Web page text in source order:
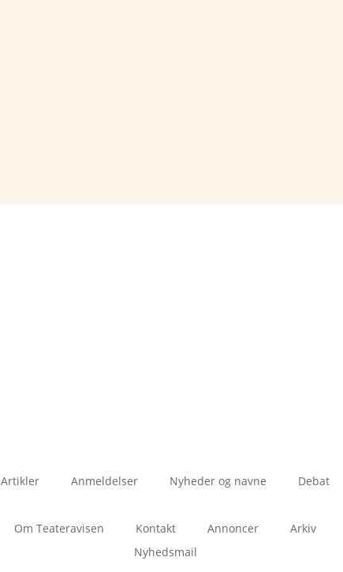
Artikler Anmeldelser Nyheder og navne Debat
Om Teateravisen Kontakt Annoncer
Arkiv
Nyhedsmail